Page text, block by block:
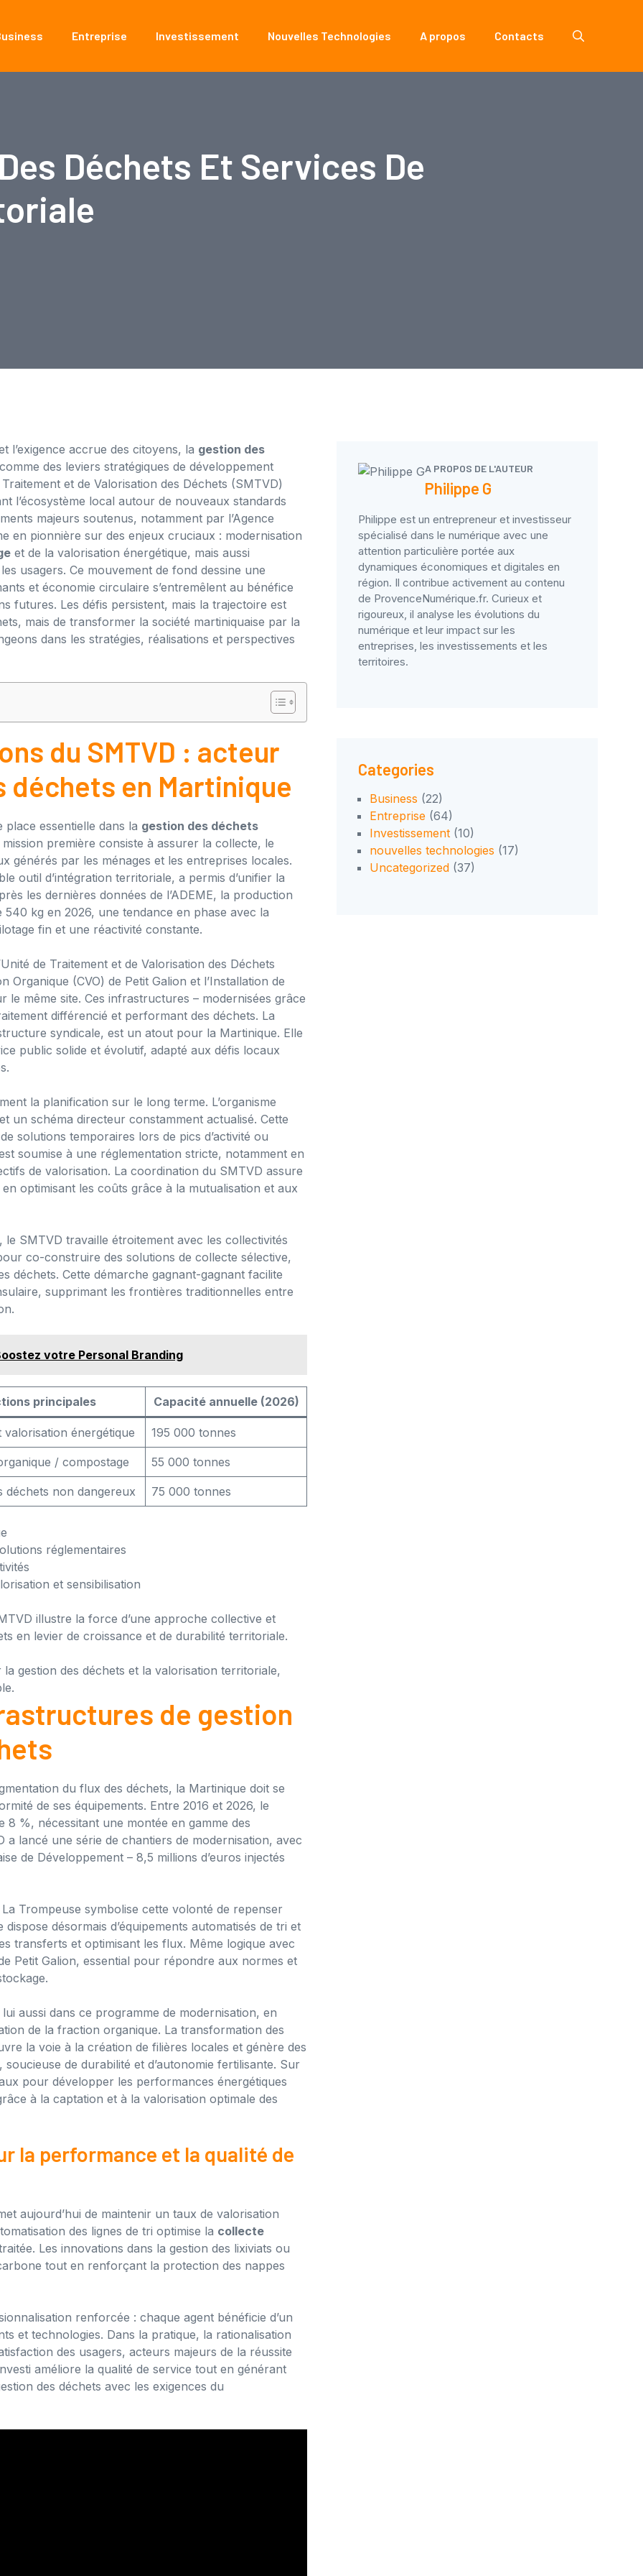
Entreprise Investissement Nouvelles Technologies A propos Contacts
Déchets Et Services De
l’exigence accrue des citoyens, la gestion des
des leviers stratégiques de développement
et de Valorisation des Déchets (SMTVD)
l’écosystème local autour de nouveaux standards
majeurs soutenus, notamment par l’Agence
en pionnière sur des enjeux cruciaux : modernisation
et de la valorisation énergétique, mais aussi
usagers. Ce mouvement de fond dessine une
et économie circulaire s’entremêlent au bénéfice
futures. Les défis persistent, mais la trajectoire est
mais de transformer la société martiniquaise par la
dans les stratégies, réalisations et perspectives
du SMTVD : acteur
en Martinique
essentielle dans la gestion des déchets
première consiste à assurer la collecte, le
générés par les ménages et les entreprises locales.
outil d’intégration territoriale, a permis d’unifier la
les dernières données de l’ADEME, la production
kg en 2026, une tendance en phase avec la
fin et une réactivité constante.
de Traitement et de Valorisation des Déchets
(CVO) de Petit Galion et l’Installation de
même site. Ces infrastructures – modernisées grâce
différencié et performant des déchets. La
syndicale, est un atout pour la Martinique. Elle
public solide et évolutif, adapté aux défis locaux
la planification sur le long terme. L’organisme
un schéma directeur constamment actualisé. Cette
solutions temporaires lors de pics d’activité ou
soumise à une réglementation stricte, notamment en
de valorisation. La coordination du SMTVD assure
optimisant les coûts grâce à la mutualisation et aux
SMTVD travaille étroitement avec les collectivités
co-construire des solutions de collecte sélective,
déchets. Cette démarche gagnant-gagnant facilite
supprimant les frontières traditionnelles entre
votre Personal Branding
principales Capacité annuelle (2026)
valorisation énergétique 195 000 tonnes
/ compostage 55 000 tonnes
déchets non dangereux 75 000 tonnes
réglementaires
et sensibilisation
illustre la force d’une approche collective et
en levier de croissance et de durabilité territoriale.
de gestion
du flux des déchets, la Martinique doit se
de ses équipements. Entre 2016 et 2026, le
%, nécessitant une montée en gamme des
a lancé une série de chantiers de modernisation, avec
de Développement – 8,5 millions d’euros injectés
Trompeuse symbolise cette volonté de repenser
désormais d’équipements automatisés de tri et
transferts et optimisant les flux. Même logique avec
Petit Galion, essential pour répondre aux normes et
aussi dans ce programme de modernisation, en
de la fraction organique. La transformation des
la voie à la création de filières locales et génère des
de durabilité et d’autonomie fertilisante. Sur
pour développer les performances énergétiques
à la captation et à la valorisation optimale des
la performance et la qualité de
aujourd’hui de maintenir un taux de valorisation
des lignes de tri optimise la collecte
Les innovations dans la gestion des lixiviats ou
tout en renforçant la protection des nappes
renforcée : chaque agent bénéficie d’un
et technologies. Dans la pratique, la rationalisation
des usagers, acteurs majeurs de la réussite
améliore la qualité de service tout en générant
des déchets avec les exigences du
A PROPOS DE L'AUTEUR
Philippe G
Philippe est un entrepreneur et investisseur
spécialisé dans le numérique avec une
attention particulière portée aux
dynamiques économiques et digitales en
région. Il contribue activement au contenu
de ProvenceNumérique.fr. Curieux et
rigoureux, il analyse les évolutions du
numérique et leur impact sur les
entreprises, les investissements et les
territoires.
Categories
Business (22)
Entreprise (64)
Investissement (10)
nouvelles technologies (17)
Uncategorized (37)